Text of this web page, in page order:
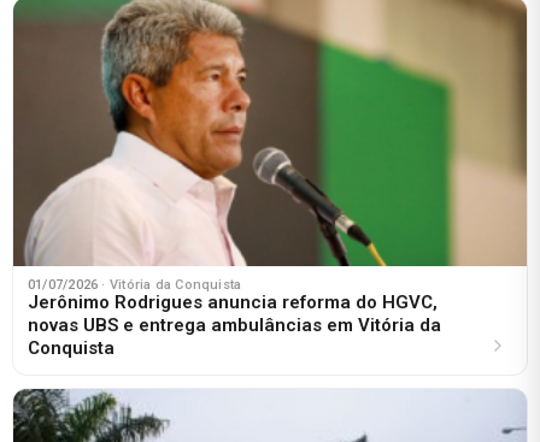
01/07/2026 · Vitória da Conquista
Jerônimo Rodrigues anuncia reforma do HGVC,
novas UBS e entrega ambulâncias em Vitória da
Conquista